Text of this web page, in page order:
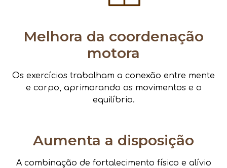
Melhora da coordenação
motora
Os exercícios trabalham a conexão entre mente
e corpo, aprimorando os movimentos e o
equilíbrio.
Aumenta a disposição
A combinação de fortalecimento físico e alívio